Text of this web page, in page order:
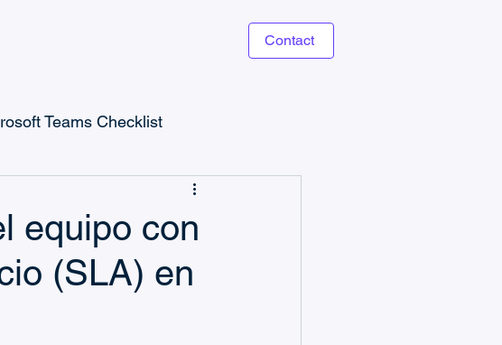
Contact
Teams Checklist
de Ticketing
equipo con
(SLA) en